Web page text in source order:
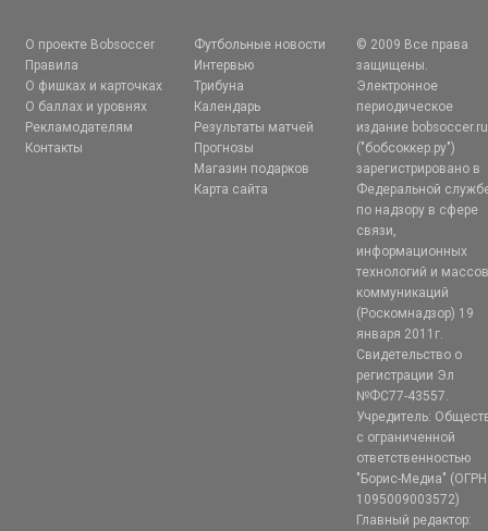
О проекте Bobsoccer
Правила
О фишках и карточках
О баллах и уровнях
Рекламодателям
Контакты
Футбольные новости
Интервью
Трибуна
Календарь
Результаты матчей
Прогнозы
Магазин подарков
Карта сайта
© 2009 Все права
защищены.
Электронное
периодическое
издание bobsoccer.ru
("бобсоккер.ру")
зарегистрировано в
Федеральной
по надзору в сфере
связи,
информационных
технологий и
коммуникаций
(Роскомнадзор) 19
января 2011г.
Свидетельство о
регистрации Эл
№ФС77-43557.
Учредитель:
с ограниченной
ответственностью
"Борис-Медиа" (ОГРН
1095009003572)
Главный редактор: